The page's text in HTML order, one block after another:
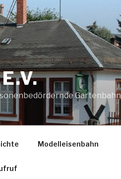
Gartenbahn
Modelleisenbahn